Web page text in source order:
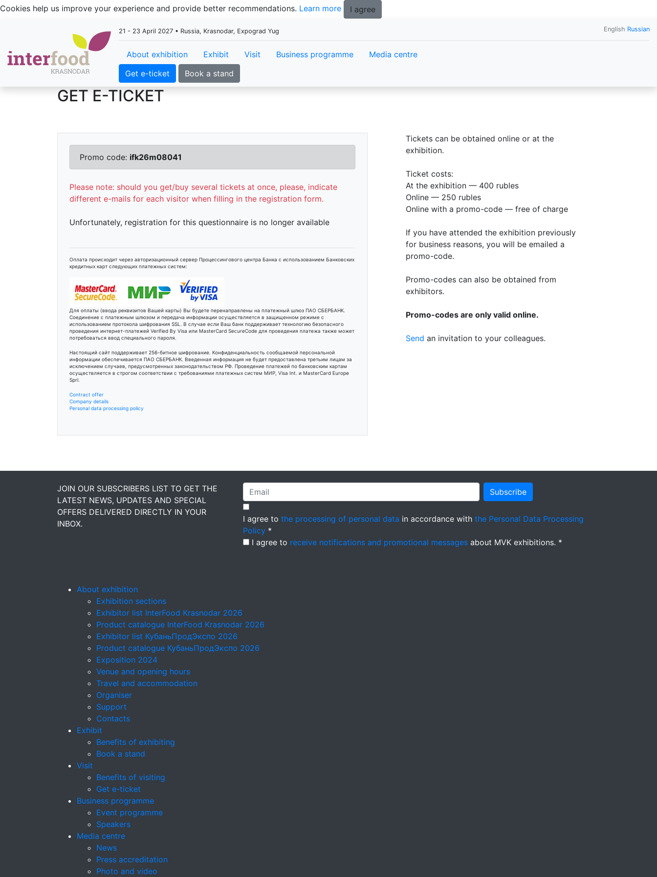
Cookies help us improve your experience and provide better recommendations. Learn more I agree
21 - 23 April 2027 • Russia, Krasnodar, Expograd Yug English Russian
About exhibition Exhibit Visit Business programme
Media centre
Get e-ticket
Book a stand
GET E-TICKET
Promo code: ifk26m08041
Please note: should you get/buy several tickets at once, please, indicate
different e-mails for each visitor when filling in the registration form.
Unfortunately, registration for this questionnaire is no longer available
Оплата происходит через авторизационный сервер Процессингового центра Банка с использованием Банковских
кредитных карт следующих платежных систем:
Для оплаты (ввода реквизитов Вашей карты) Вы будете перенаправлены на платежный шлюз ПАО СБЕРБАНК.
Соединение с платежным шлюзом и передача информации осуществляется в защищенном режиме с
использованием протокола шифрования SSL. В случае если Ваш банк поддерживает технологию безопасного
проведения интернет-платежей Verified By Visa или MasterCard SecureCode для проведения платежа также может
потребоваться ввод специального пароля.
Настоящий сайт поддерживает 256-битное шифрование. Конфиденциальность сообщаемой персональной
информации обеспечивается ПАО СБЕРБАНК. Введенная информация не будет предоставлена третьим лицам за
исключением случаев, предусмотренных законодательством РФ. Проведение платежей по банковским картам
осуществляется в строгом соответствии с требованиями платежных систем МИР, Visa Int. и MasterCard Europe
Sprl.
Contract offer
Company details
Personal data processing policy
Tickets can be obtained online or at the
exhibition.
Ticket costs:
At the exhibition — 400 rubles
Online — 250 rubles
Online with a promo-code — free of charge
If you have attended the exhibition previously
for business reasons, you will be emailed a
promo-code.
Promo-codes can also be obtained from
exhibitors.
Promo-codes are only valid online.
Send an invitation to your colleagues.
JOIN OUR SUBSCRIBERS LIST TO GET THE
LATEST NEWS, UPDATES AND SPECIAL
OFFERS DELIVERED DIRECTLY IN YOUR
INBOX.
Subscribe
I agree to the processing of personal data in accordance with the Personal Data Processing
Policy *
I agree to receive notifications and promotional messages about MVK exhibitions. *
About exhibition
Exhibition sections
Exhibitor list InterFood Krasnodar 2026
Product catalogue InterFood Krasnodar 2026
Exhibitor list КубаньПродЭкспо 2026
Product catalogue КубаньПродЭкспо 2026
Exposition 2024
Venue and opening hours
Travel and accommodation
Organiser
Support
Contacts
Exhibit
Benefits of exhibiting
Book a stand
Visit
Benefits of visiting
Get e-ticket
Business programme
Event programme
Speakers
Media centre
News
Press accreditation
Photo and video